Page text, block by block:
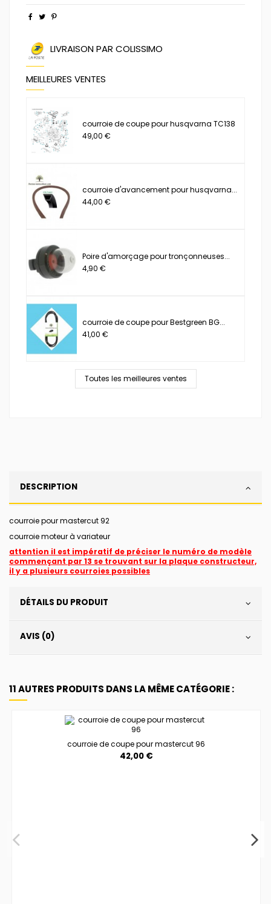
LIVRAISON PAR COLISSIMO
MEILLEURES VENTES
courroie de coupe pour husqvarna TC138
49,00 €
courroie d'avancement pour husqvarna...
44,00 €
Poire d'amorçage pour tronçonneuses...
4,90 €
courroie de coupe pour Bestgreen BG...
41,00 €
Toutes les meilleures ventes
DESCRIPTION
courroie pour mastercut 92
courroie moteur à variateur
attention il est impératif de préciser le numéro de modèle
commençant par 13 se trouvant sur la plaque constructeur,
il y a plusieurs courroies possibles
DÉTAILS DU PRODUIT
AVIS (0)
11 AUTRES PRODUITS DANS LA MÊME CATÉGORIE :
courroie de coupe pour mastercut 96
42,00 €